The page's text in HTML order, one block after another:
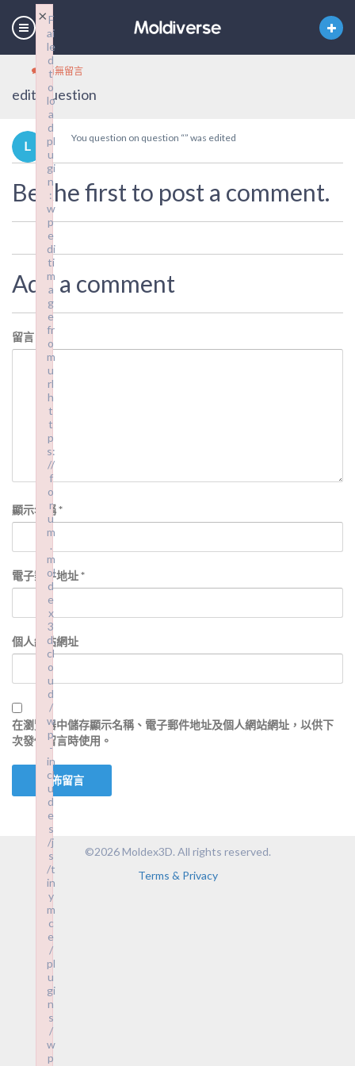
尚無留言
edit_question
You question on question “” was edited
Be the first to post a comment.
Add a comment
留言
顯示名稱*
電子郵件地址*
個人網站網址
在瀏覽器中儲存顯示名稱、電子郵件地址及個人網站網址，以供下
次發佈留言時使用。
©2026 Moldex3D. All rights reserved.
Terms & Privacy
F
ai
le
d
t
o
lo
a
d
pl
u
gi
n
:
w
p
e
di
ti
m
a
g
e
fr
o
m
u
rl
h
t
t
p
s:
//
f
o
r
u
m
.
m
ol
d
e
x
3
d.
cl
o
u
d
/
w
p
-
in
cl
u
d
e
s
/j
s
/t
in
y
m
c
e
/
pl
u
gi
n
s
/
w
p
×